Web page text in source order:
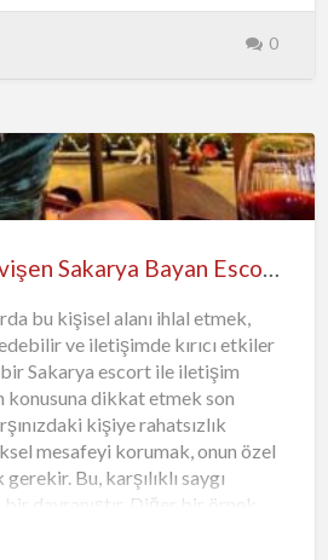
ifadeler, empati kurmayı
engeller yaratabilir.
karşı tarafın duygularını
anlayışsızlığı
ve hoşgörünün temelidi…
0
Delirmiş Gibi Sevişen Sakarya Bayan Escort Banu
bu kişisel alanı ihlal etmek,
ve iletişimde kırıcı etkiler
Sakarya escort ile iletişim
konusuna dikkat etmek son
kişiye rahatsızlık
mesafeyi korumak, onun özel
Bu, karşılıklı saygı
bir davranıştır. Diğer bir örnek
alanın ihlal edilmesidir.